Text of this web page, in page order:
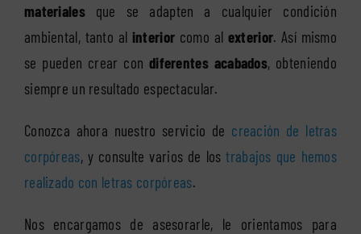
materialesque se adapten a cualquier condición
ambiental, tanto al interior como al exterior. Así mismo
se pueden crear condiferentes acabados, obteniendo
siempre un resultado espectacular.
Conozca ahora nuestro servicio de creación de letras
corpóreas, y consulte varios de lostrabajos que hemos
realizado con letras corpóreas.
Nos encargamos de asesorarle, le orientamos para